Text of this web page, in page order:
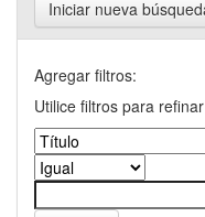
Iniciar nueva
Agregar filtros:
Utilice filtros para